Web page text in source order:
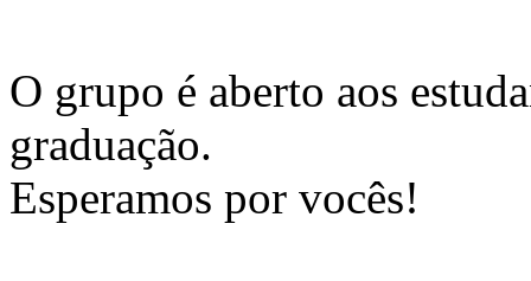
O grupo é aberto aos
graduação.
Esperamos por vocês!